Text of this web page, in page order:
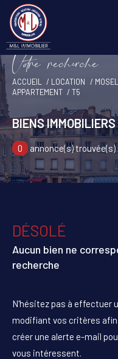
Vore recece
ACCUEIL LOCATION
APPARTEMENT
T5
BIENS IMMOBILIERS
0 annonce(s)
DÉSOLÉ
Aucun bien ne
recherche
N'hésitez pas à effectuer
modifiant vos critères afin
créer une alerte e-mail
vous intéressent.
Effectuer une
et trouvez le bien
Type d'offre
Location
1 2
Localisation